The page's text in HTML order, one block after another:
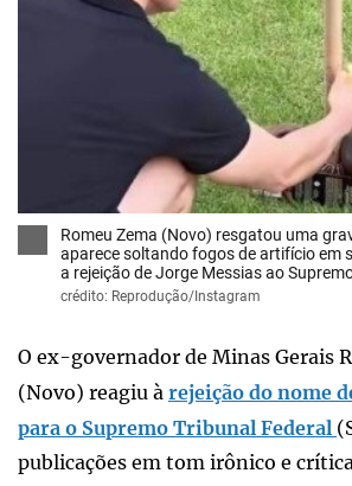
Romeu Zema (Novo) resgatou uma
aparece soltando fogos de artifício em
a rejeição de Jorge Messias ao
crédito: Reprodução/Instagram
O ex-governador de Minas Gerais
(Novo) reagiu à rejeição do nome
para o Supremo Tribunal Federal
publicações em tom irônico e